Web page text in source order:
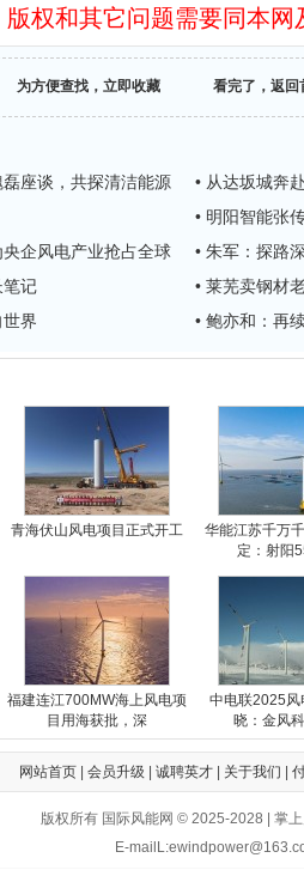
权和其它问题需要同本网
为方便查找，立即收藏 看完了，返回
座谈，共探清洁能源
• 从达坂城奔
• 明阳智能张
企风电产业抢占全球
• 朱军：探路
笔记
• 莱芜卖钢材
界
• 鲍亦和：再
青海伏山风电项目正式开工
华能江苏千万
定：射阳
福建连江700MW海上风电项
目用海获批，深
中电联2025风
晓：金风
网站首页| 会员升级 诚聘英才| 关于我们
版权所有 国际风能网 © 2025-2028 | 掌
E-